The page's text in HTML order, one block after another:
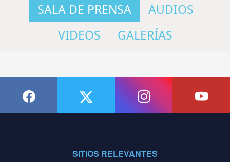
SALA DE PRENSA
AUDIOS
VIDEOS
GALERÍAS
SITIOS RELEVANTES